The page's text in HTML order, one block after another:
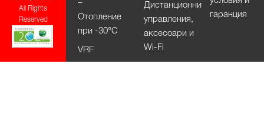
All Rights
Reserved
–
Отопление
при -30°С
VRF
системи –
Дистанционни
управления,
аксесоари и
Wi-Fi
гаранция